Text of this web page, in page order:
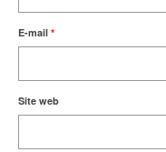
E-mail *
Site web